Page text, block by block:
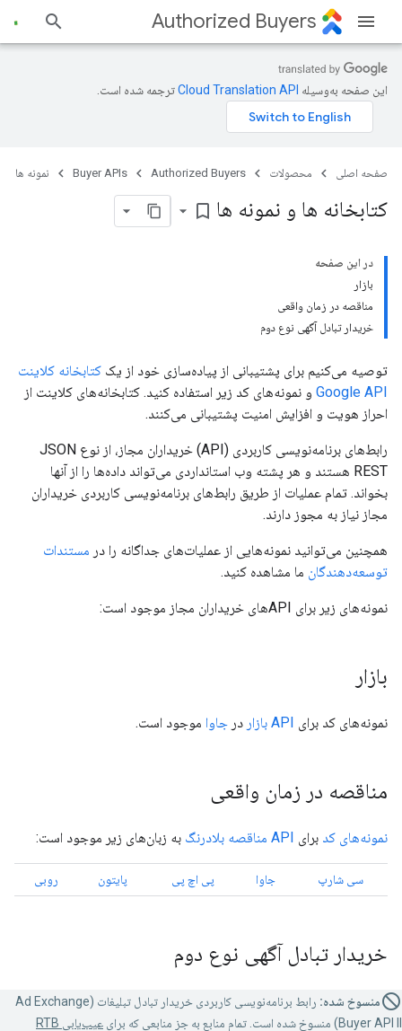
Authorized Buyers
این صفحه به‌وسیله ترجمه شده است.
صفحه اصلی محصولات Authorized Buyers
Buyer APIs نمونه ها
کتابخانه ها و نمونه ها bookmark_border
در این صفحه
بازار
مناقصه در زمان واقعی
خریدار تبادل آگهی نوع دوم
توصیه می‌کنیم برای پشتیبانی از پیاده‌سازی خود از یک کتابخانه کلاینت
Google API و نمونه‌های کد زیر استفاده کنید. کتابخانه‌های کلاینت از
احراز هویت و افزایش امنیت پشتیبانی می‌کنند.
رابط‌های برنامه‌نویسی کاربردی (API) خریداران مجاز، از نوع JSON
REST هستند و هر پشته وب استانداردی می‌تواند داده‌ها را از آنها
بخواند. تمام عملیات از طریق رابط‌های برنامه‌نویسی کاربردی خریداران
مجاز نیاز به مجوز دارند.
همچنین می‌توانید نمونه‌هایی از عملیات‌های جداگانه را در مستندات
توسعه‌دهندگان ما مشاهده کنید.
نمونه‌های زیر برای APIهای خریداران مجاز موجود است:
بازار
نمونه‌های کد برای API بازار در جاوا موجود است.
مناقصه در زمان واقعی
نمونه‌های کد برای API مناقصه بلادرنگ به زبان‌های زیر موجود است:
سی شارپ جاوا پی اچ پی پایتون روبی
خریدار تبادل آگهی نوع دوم
منسوخ شده:
رابط برنامه‌نویسی کاربردی خریدار تبادل تبلیغات (Ad Exchange
Buyer API II) منسوخ شده است. تمام منابع به جز منابعی که برای
عیب‌یابی RTB